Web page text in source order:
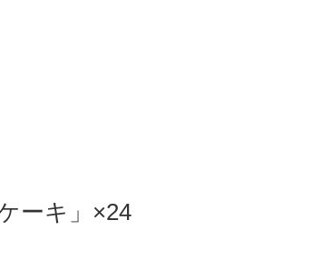
ーキ」×24